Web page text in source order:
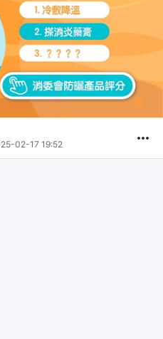
02-17 19:52